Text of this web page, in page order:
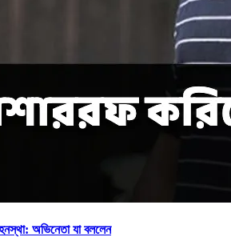
অভিনেতা যা বললেন